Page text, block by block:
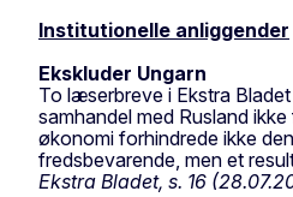
Institutionelle anliggender
Ekskluder Ungarn
To læserbreve i Ekstra
samhandel med Rusland
økonomi forhindrede ikke
fredsbevarende, men et
Ekstra Bladet, s. 16